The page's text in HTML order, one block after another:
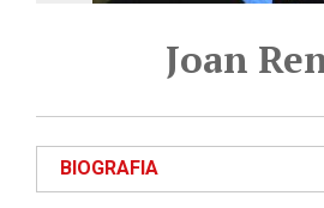
Joan
BIOGRAFIA